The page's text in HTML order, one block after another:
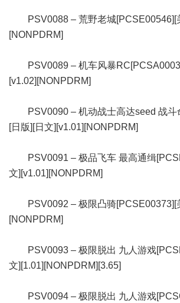
PSV0088 – 荒野老城[PCSE00546][
[NONPDRM]
PSV0089 – 机车风暴
[v1.02][NONPDRM]
PSV0090 – 机动战士高达seed 战斗
[日版][日文][v1.01][NONPDRM]
PSV0091 – 极品飞车 最高通缉
文][v1.01][NONPDRM]
PSV0092 – 极限凸骑[PCSE00373][
[NONPDRM]
PSV0093 – 极限脱出 九人游戏
文][1.01][NONPDRM][3.65]
PSV0094 – 极限脱出 九人游戏